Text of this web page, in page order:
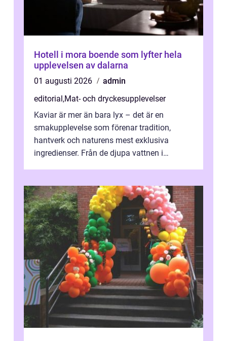
Hotell i mora boende som lyfter hela
upplevelsen av dalarna
01 augusti 2026
admin
editorial,Mat- och dryckesupplevelser
Kaviar är mer än bara lyx – det är en
smakupplevelse som förenar tradition,
hantverk och naturens mest exklusiva
ingredienser. Från de djupa vattnen i